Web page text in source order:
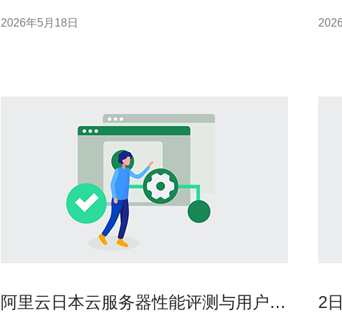
可持续收入。 在产品与技术层面，代理商需理解服务器架
2026年5月18日
VPS
阿里云日本云服务器性能评测与用户反
2